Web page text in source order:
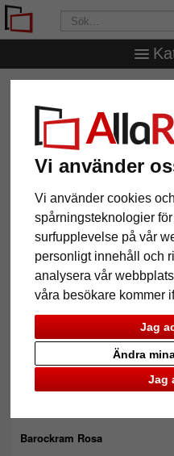
Vi använder
Vi använder cookies
spårningsteknologier
surfupplevelse på vår
personligt innehåll och
analysera vår
våra besökare kommer
Jag
Jag
Ändra
12 Artiklar
Grid
Barockram Rosa